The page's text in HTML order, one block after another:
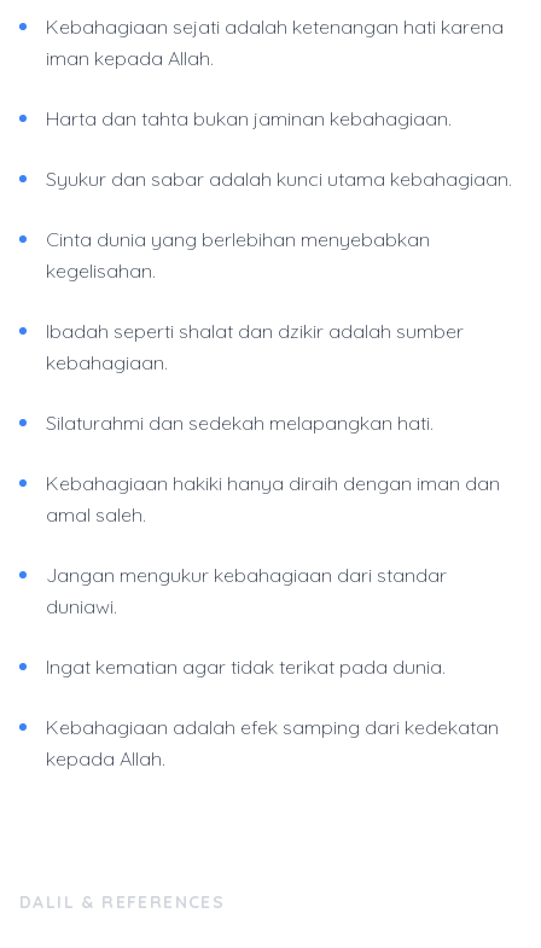
Kebahagiaan sejati adalah ketenangan hati karena
iman kepada Allah.
Harta dan tahta bukan jaminan kebahagiaan.
Syukur dan sabar adalah kunci utama kebahagiaan.
Cinta dunia yang berlebihan menyebabkan
kegelisahan.
Ibadah seperti shalat dan dzikir adalah sumber
kebahagiaan.
Silaturahmi dan sedekah melapangkan hati.
Kebahagiaan hakiki hanya diraih dengan iman dan
amal saleh.
Jangan mengukur kebahagiaan dari standar
duniawi.
Ingat kematian agar tidak terikat pada dunia.
Kebahagiaan adalah efek samping dari kedekatan
kepada Allah.
DALIL & REFERENCES